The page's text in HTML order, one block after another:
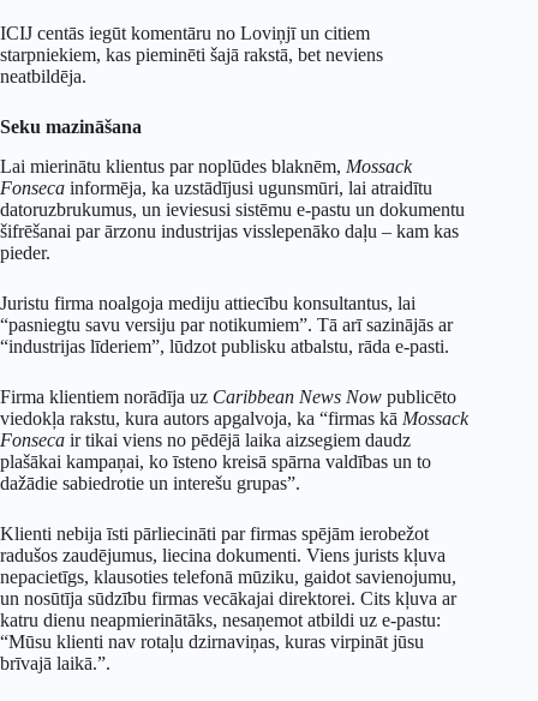
ICIJ centās iegūt komentāru no Loviņjī un citiem
starpniekiem, kas pieminēti šajā rakstā, bet neviens
neatbildēja.
Seku mazināšana
Lai mierinātu klientus par noplūdes blaknēm, Mossack
Fonseca informēja, ka uzstādījusi ugunsmūri, lai atraidītu
datoruzbrukumus, un ieviesusi sistēmu e-pastu un dokumentu
šifrēšanai par ārzonu industrijas visslepenāko daļu – kam kas
pieder.
Juristu firma noalgoja mediju attiecību konsultantus, lai
“pasniegtu savu versiju par notikumiem”. Tā arī sazinājās ar
“industrijas līderiem”, lūdzot publisku atbalstu, rāda e-pasti.
Firma klientiem norādīja uz Caribbean News Now publicēto
viedokļa rakstu, kura autors apgalvoja, ka “firmas kā Mossack
Fonseca ir tikai viens no pēdējā laika aizsegiem daudz
plašākai kampaņai, ko īsteno kreisā spārna valdības un to
dažādie sabiedrotie un interešu grupas”.
Klienti nebija īsti pārliecināti par firmas spējām ierobežot
radušos zaudējumus, liecina dokumenti. Viens jurists kļuva
nepacietīgs, klausoties telefonā mūziku, gaidot savienojumu,
un nosūtīja sūdzību firmas vecākajai direktorei. Cits kļuva ar
katru dienu neapmierinātāks, nesaņemot atbildi uz e-pastu:
“Mūsu klienti nav rotaļu dzirnaviņas, kuras virpināt jūsu
brīvajā laikā.”.